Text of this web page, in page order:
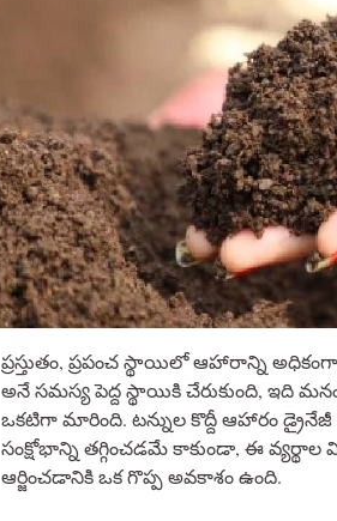
ప్రస్తుతం, ప్రపంచ స్థాయిలో ఆహారాన్ని
అనే సమస్య పెద్ద స్థాయికి చేరుకుంది, ఇది
ఒకటిగా మారింది. టన్నుల కొద్దీ ఆహారం
సంక్షోభాన్ని తగ్గించడమే కాకుండా, ఈ
ఆర్జించడానికి ఒక గొప్ప అవకాశం ఉంది.